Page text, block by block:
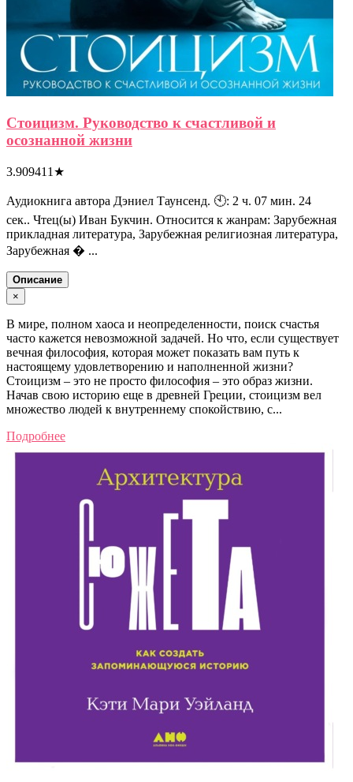
Стоицизм. Руководство к счастливой и
осознанной жизни
3.909411 ★
Аудиокнига автора Дэниел Таунсенд. 🕙: 2 ч. 07 мин. 24
сек.. Чтец(ы) Иван Букчин. Относится к жанрам: Зарубежная
прикладная литература, Зарубежная религиозная литература,
Зарубежная � ...
Описание
×
В мире, полном хаоса и неопределенности, поиск счастья
часто кажется невозможной задачей. Но что, если существует
вечная философия, которая может показать вам путь к
настоящему удовлетворению и наполненной жизни?
Стоицизм – это не просто философия – это образ жизни.
Начав свою историю еще в древней Греции, стоицизм вел
множество людей к внутреннему спокойствию, с...
Подробнее